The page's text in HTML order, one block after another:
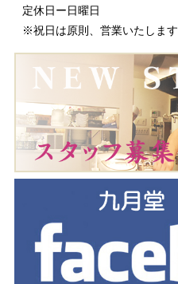
定休日ー日曜日
※祝日は原則、営業いたします